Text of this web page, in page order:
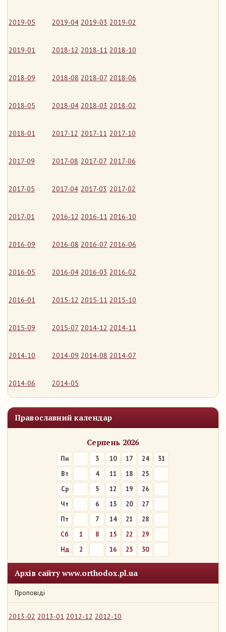
2019-05 2019-04 2019-03 2019-02
2019-01 2018-12 2018-11 2018-10
2018-09 2018-08 2018-07 2018-06
2018-05 2018-04 2018-03 2018-02
2018-01 2017-12 2017-11 2017-10
2017-09 2017-08 2017-07 2017-06
2017-05 2017-04 2017-03 2017-02
2017-01 2016-12 2016-11 2016-10
2016-09 2016-08 2016-07 2016-06
2016-05 2016-04 2016-03 2016-02
2016-01 2015-12 2015-11 2015-10
2015-09 2015-07 2014-12 2014-11
2014-10 2014-09 2014-08 2014-07
2014-06 2014-05
Православний календар
Серпень 2026
Пн 3 10 17 24
31
Вт
4 11 18
25
Ср
5 12 19
26
Чт
6 13 20
27
Пт
7 14 21
28
Сб
1 8 15 22
29
Нд
2 16 23 30
Архів сайту www.orthodox.pl.ua
Проповіді
2013-02 2013-01 2012-12 2012-10